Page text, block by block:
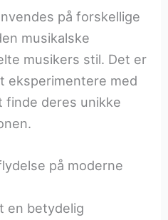
på forskellige
musikalske
musikers stil. Det er
eksperimentere med
finde deres unikke
på moderne
en betydelig